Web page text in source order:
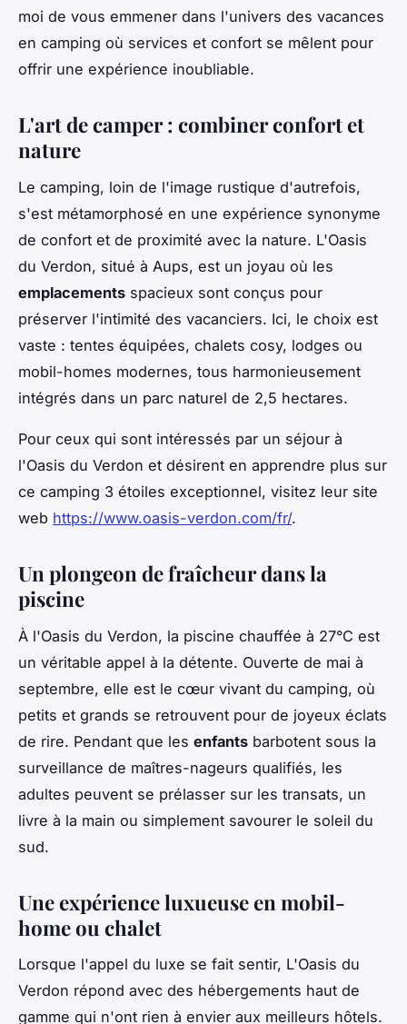
moi de vous emmener dans l'univers des vacances
en camping où services et confort se mêlent pour
offrir une expérience inoubliable.
L'art de camper : combiner confort et
nature
Le camping, loin de l'image rustique d'autrefois,
s'est métamorphosé en une expérience synonyme
de confort et de proximité avec la nature. L'Oasis
du Verdon, situé à Aups, est un joyau où les
emplacements spacieux sont conçus pour
préserver l'intimité des vacanciers. Ici, le choix est
vaste : tentes équipées, chalets cosy, lodges ou
mobil-homes modernes, tous harmonieusement
intégrés dans un parc naturel de 2,5 hectares.
Pour ceux qui sont intéressés par un séjour à
l'Oasis du Verdon et désirent en apprendre plus sur
ce camping 3 étoiles exceptionnel, visitez leur site
web https://www.oasis-verdon.com/fr/.
Un plongeon de fraîcheur dans la
piscine
À l'Oasis du Verdon, la piscine chauffée à 27°C est
un véritable appel à la détente. Ouverte de mai à
septembre, elle est le cœur vivant du camping, où
petits et grands se retrouvent pour de joyeux éclats
de rire. Pendant que les enfants barbotent sous la
surveillance de maîtres-nageurs qualifiés, les
adultes peuvent se prélasser sur les transats, un
livre à la main ou simplement savourer le soleil du
sud.
Une expérience luxueuse en mobil-
home ou chalet
Lorsque l'appel du luxe se fait sentir, L'Oasis du
Verdon répond avec des hébergements haut de
gamme qui n'ont rien à envier aux meilleurs hôtels.